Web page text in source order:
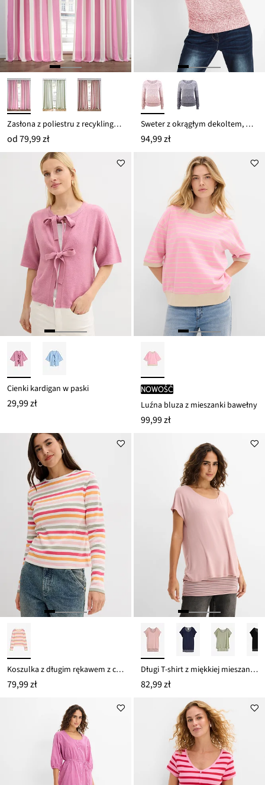
Zasłona z poliestru z recyklingu, także bardzo długa (1 szt.)
od79,99 zł
Sweter z okrągłym dekoltem, w cieniowanym kolorze, długi rękaw
94,99 zł
Cienki kardigan w paski
29,99 zł
nowość
Luźna bluza z mieszanki bawełny
99,99 zł
Koszulka z długim rękawem z czystej bawełny
79,99 zł
Długi T-shirt z miękkiej mieszanki wiskozy
82,99 zł